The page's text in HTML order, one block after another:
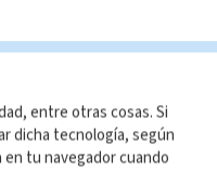
entre otras cosas. Si
dicha tecnología, según
en tu navegador cuando